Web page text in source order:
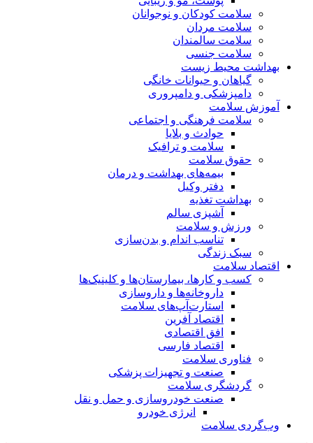
سلامت کودکان و نوجوانان
سلامت مردان
سلامت سالمندان
سلامت جنسی
بهداشت محیط زیست
گیاهان و حیوانات خانگی
دامپزشکی و دامپروری
آموزش سلامت
سلامت فرهنگی و اجتماعی
حوادث و بلایا
سلامت و ترافیک
حقوق سلامت
بیمه‌های بهداشت و درمان
دفتر وکیل
بهداشت تغذیه
آشپزی سالم
ورزش و سلامت
تناسب اندام و بدن‌سازی
سبک زندگی
اقتصاد سلامت
کسب و کارها، بیمارستان‌ها و کلینیک‌ها
داروخانه‌ها و داروسازی
استارت‌آپ‌های سلامت
اقتصاد آفرین
افق اقتصادی
اقتصاد فارسی
فناوری سلامت
صنعت و تجهیزات پزشکی
گردشگری سلامت
صنعت خودروسازی و حمل و نقل
انرژی خودرو
وب‌گردی سلامت